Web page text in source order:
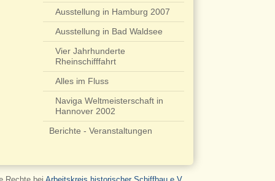
Ausstellung in Hamburg 2007
Ausstellung in Bad Waldsee
Vier Jahrhunderte
Rheinschifffahrt
Alles im Fluss
Naviga Weltmeisterschaft in
Hannover 2002
Berichte - Veranstaltungen